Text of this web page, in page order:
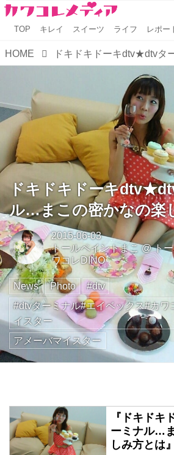
TOP キレイ スイーツ ライフ レポー
HOME
ドキドキドーキ
ル…まこの密かなの楽
2015-06-03
トールペイントまこ @ト
ワコレDINO
News Photo
#dtv
#dtvターミナル#エイベックス#カワ
イスター
アメーバマイスター
『ドキド
ーミナル…
しみ方とは』